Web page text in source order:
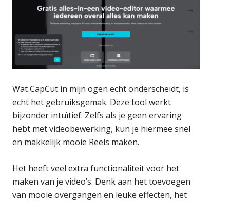
Wat CapCut in mijn ogen echt onderscheidt, is
echt het gebruiksgemak. Deze tool werkt
bijzonder intuïtief. Zelfs als je geen ervaring
hebt met videobewerking, kun je hiermee snel
en makkelijk mooie Reels maken.
Het heeft veel extra functionaliteit voor het
maken van je video’s. Denk aan het toevoegen
van mooie overgangen en leuke effecten, het